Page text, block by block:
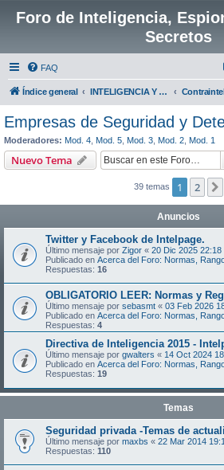
Foro de Inteligencia,
Secretos
FAQ
Índice general INTELIGENCIA Y SEGURIDAD EN ESPAÑA:
Empresas de Seguridad y
Moderadores: Mod. 4 Mod. 5 Mod. 3 Mod. 2 Mod. 1
Nuevo Tema
39 temas 1 2
Anuncios
Twitter y Facebook de Intelpage.
Último mensaje por Zigor « 20 Dic 2025 22:18
Publicado en Acerca del Foro: Normas,
Respuestas: 16
OBLIGATORIO LEER: Normas y
Último mensaje por sebasmt « 03 Feb 2026
Publicado en Acerca del Foro: Normas,
Respuestas: 4
Directiva de Inteligencia 2015 -
Último mensaje por gwalters « 14 Oct 2024
Publicado en Acerca del Foro: Normas,
Respuestas: 19
Temas
Seguridad privada -Temas de
Último mensaje por maxbs « 22 Mar 2014
Respuestas: 110